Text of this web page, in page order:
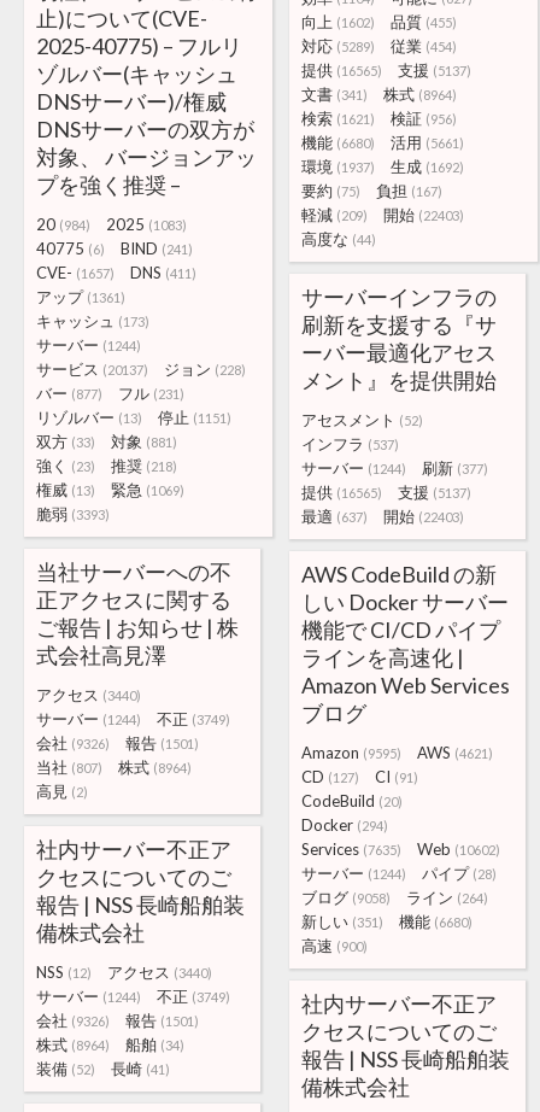
向上 (1602) 品質 (455)
対応 (5289) 従業 (454)
提供 (16565) 支援 (5137)
文書 (341) 株式 (8964)
検索 (1621) 検証 (956)
機能 (6680) 活用 (5661)
環境 (1937) 生成 (1692)
要約 (75) 負担 (167)
軽減 (209) 開始 (22403)
高度な (44)
止)について(CVE-
2025-40775) – フルリ
ゾルバー(キャッシュ
DNSサーバー)/権威
DNSサーバーの双方が
対象、 バージョンアッ
プを強く推奨 –
20 (984) 2025 (1083)
40775 (6) BIND (241)
CVE- (1657) DNS (411)
アップ (1361)
キャッシュ (173)
サーバー (1244)
サービス (20137) ジョン (228)
バー (877) フル (231)
リゾルバー (13) 停止 (1151)
双方 (33) 対象 (881)
強く (23) 推奨 (218)
権威 (13) 緊急 (1069)
脆弱 (3393)
サーバーインフラの
刷新を支援する『サ
ーバー最適化アセス
メント』を提供開始
アセスメント (52)
インフラ (537)
サーバー (1244) 刷新 (377)
提供 (16565) 支援 (5137)
最適 (637) 開始 (22403)
当社サーバーへの不
正アクセスに関する
ご報告 | お知らせ | 株
式会社高見澤
アクセス (3440)
サーバー (1244) 不正 (3749)
会社 (9326) 報告 (1501)
当社 (807) 株式 (8964)
高見 (2)
AWS CodeBuild の新
しい Docker サーバー
機能で CI/CD パイプ
ラインを高速化 |
Amazon Web Services
ブログ
Amazon (9595) AWS (4621)
CD (127) CI (91)
CodeBuild (20)
Docker (294)
Services (7635) Web (10602)
サーバー (1244) パイプ (28)
ブログ (9058) ライン (264)
新しい (351) 機能 (6680)
高速 (900)
社内サーバー不正ア
クセスについてのご
報告 | NSS 長崎船舶装
備株式会社
NSS (12) アクセス (3440)
サーバー (1244) 不正 (3749)
会社 (9326) 報告 (1501)
株式 (8964) 船舶 (34)
装備 (52) 長崎 (41)
社内サーバー不正ア
クセスについてのご
報告 | NSS 長崎船舶装
備株式会社